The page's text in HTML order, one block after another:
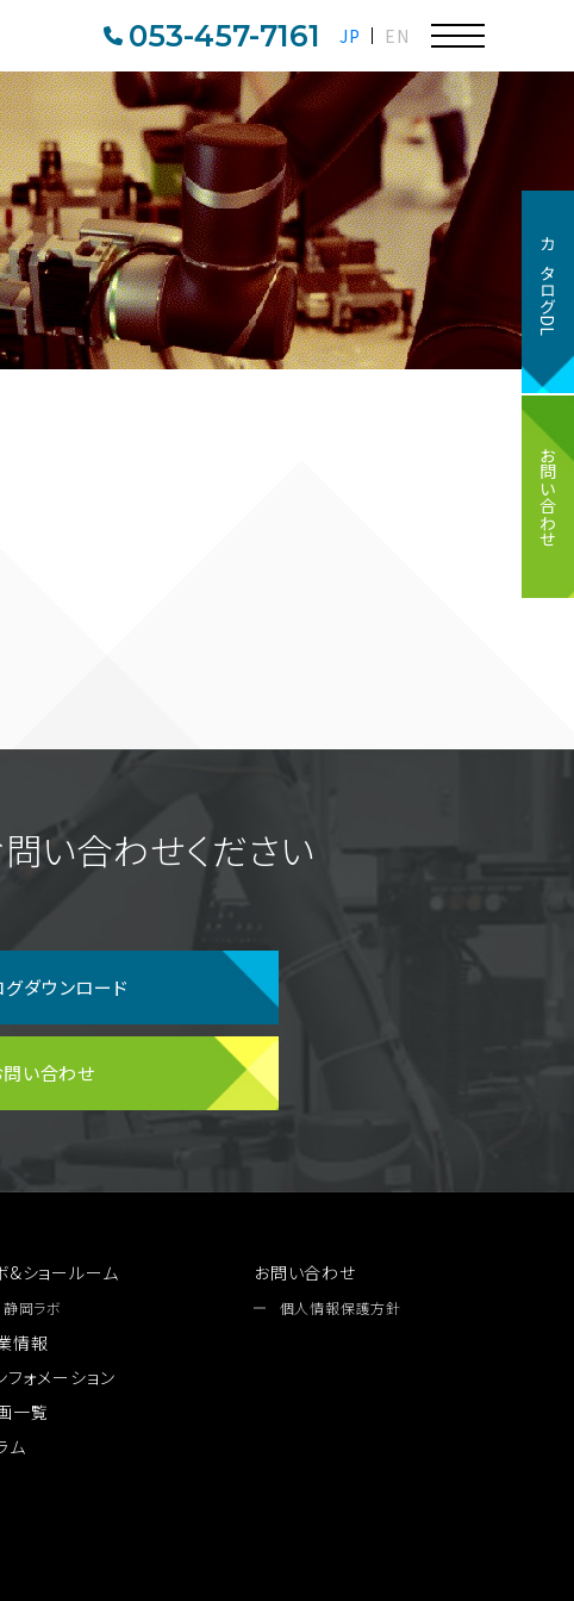
053-457-7161 JP EN
カタログDL
お問い合わせ
い合わせください
グダウンロード
問い合わせ
&ショールーム
静岡ラボ
情報
フォメーション
一覧
ム
お問い合わせ
個人情報保護方針